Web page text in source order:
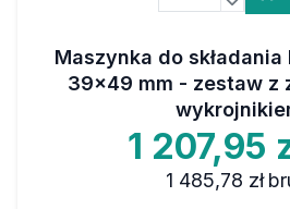
Maszynka do
39x49 mm - zestaw z
1 207,95
1 485,78 zł